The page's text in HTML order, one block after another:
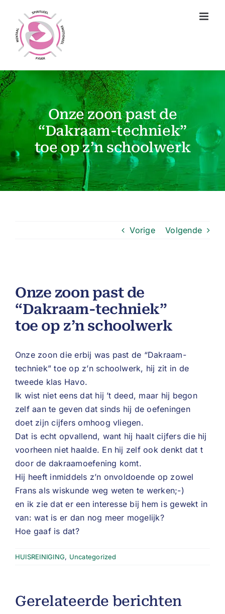
inhoud
Onze zoon past de
“Dakraam-techniek”
toe op z’n schoolwerk
Vorige Volgende
Onze zoon past de
“Dakraam-techniek”
toe op z’n schoolwerk
Onze zoon die erbij was past de “Dakraam-
techniek” toe op z’n schoolwerk, hij zit in de
tweede klas Havo.
Ik wist niet eens dat hij ’t deed, maar hij begon
zelf aan te geven dat sinds hij de oefeningen
doet zijn cijfers omhoog vliegen.
Dat is echt opvallend, want hij haalt cijfers die hij
voorheen niet haalde. En hij zelf ook denkt dat t
door de dakraamoefening komt.
Hij heeft inmiddels z’n onvoldoende op zowel
Frans als wiskunde weg weten te werken;-)
en ik zie dat er een interesse bij hem is gewekt in
van: wat is er dan nog meer mogelijk?
Hoe gaaf is dat?
HUISREINIGING, Uncategorized
Gerelateerde berichten